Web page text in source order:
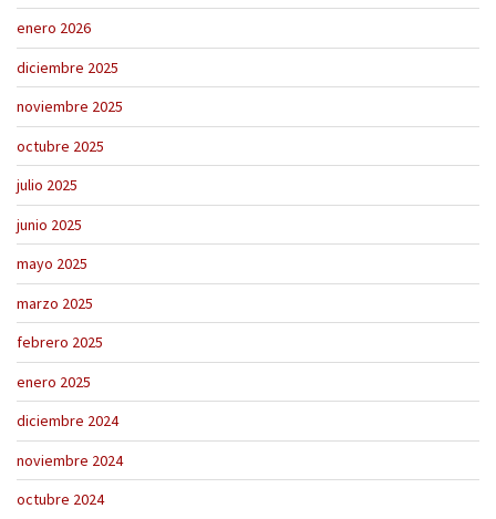
enero 2026
diciembre 2025
noviembre 2025
octubre 2025
julio 2025
junio 2025
mayo 2025
marzo 2025
febrero 2025
enero 2025
diciembre 2024
noviembre 2024
octubre 2024